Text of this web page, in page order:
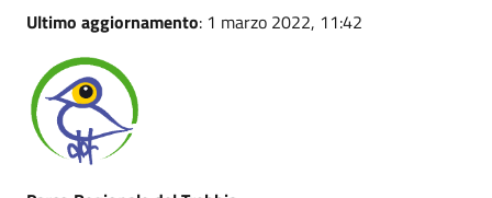
Ultimo aggiornamento: 1 marzo 2022, 11:42